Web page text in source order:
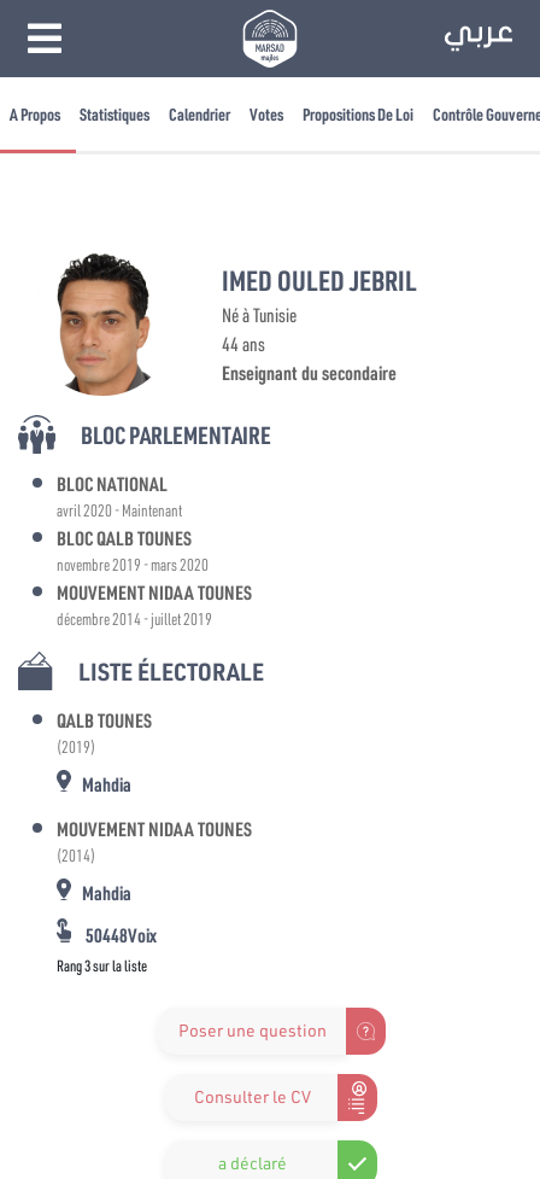
A Propos Statistiques Calendrier Votes Propositions De Loi Contrôle
IMED OULED JEBRIL
Né à Tunisie
44 ans
Enseignant du secondaire
BLOC PARLEMENTAIRE
BLOC NATIONAL
avril 2020 - Maintenant
BLOC QALB TOUNES
novembre 2019 - mars 2020
MOUVEMENT NIDAA TOUNES
décembre 2014 - juillet 2019
LISTE ÉLECTORALE
QALB TOUNES
(2019)
Mahdia
MOUVEMENT NIDAA TOUNES
(2014)
Mahdia
50448Voix
Rang 3 sur la liste
Poser une question
Consulter le CV
a déclaré